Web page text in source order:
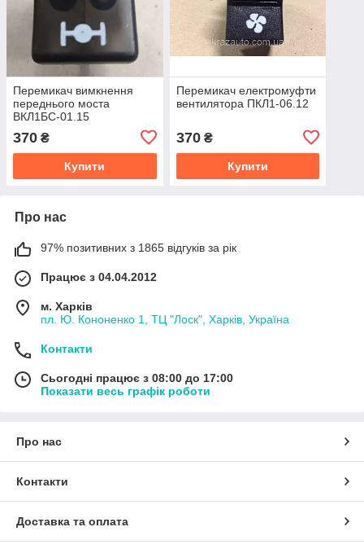
Перемикач вимкнення
переднього моста
ВКЛ1БС-01.15
370 ₴
Купити
Перемикач електромуфти
вентилятора ПКЛ1-06.12
370₴
Купити
Про нас
97% позитивних з 1865 відгуків за рік
Працює з 04.04.2012
м. Харків
пл. Ю. Кононенко 1, ТЦ "Лоск", Харків, Україна
Контакти
Сьогодні працює з 08:00 до 17:00
Показати весь графік роботи
Про нас
Контакти
Доставка та оплата